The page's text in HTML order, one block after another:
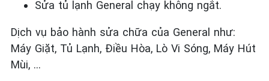
Sửa tủ lạnh General chạy không ngắt.
Dịch vụ bảo hành sửa chữa của General như:
Máy Giặt, Tủ Lạnh, Điều Hòa, Lò Vi Sóng, Máy Hút
Mùi, …